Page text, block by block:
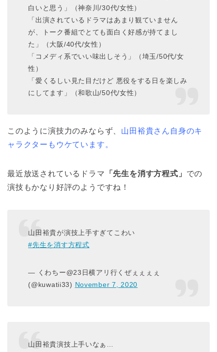
白いと思う」（神奈川/30代/女性）
「出演されているドラマはあまり観ていません
が、トーク番組でとても面白く好感が持てまし
た」（大阪/40代/女性）
「コメディ系でいい味出しそう」（埼玉/50代/女
性）
「愛くるしい見た目だけど 悪役をする日を楽しみ
にしてます」（和歌山/50代/女性）
このように演技力のみならず、 山田裕貴さん自身のキ
ャラクターもウケています。
最近放送されているドラマ 「先生を消す方程式」 での
演技もかなり好評のようですね！
山田裕貴が演技上手すぎてこわい
#先生を消す方程式
— くわちー@23日横アリ行くぜぇぇぇぇ
(@kuwatii33) November 7, 2020
山田裕貴演技上手いなぁ…